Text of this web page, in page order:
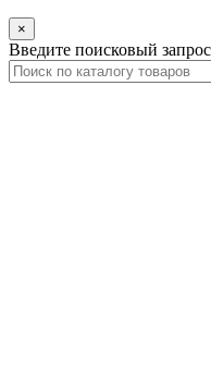
×
Введите поисковый